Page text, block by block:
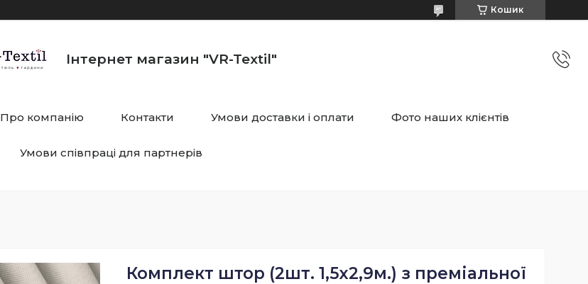
Кошик
Інтернет магазин "VR-Textil"
Про компанію Контакти Умови доставки і оплати Фото наших клієнтів
Умови співпраці для партнерів
Комплект штор (2шт. 1,5х2,9м.) з преміальної